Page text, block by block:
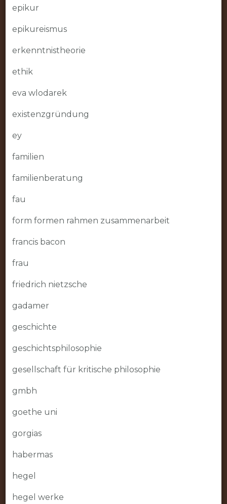
epikur
epikureismus
erkenntnistheorie
ethik
eva wlodarek
existenzgründung
ey
familien
familienberatung
fau
form formen rahmen zusammenarbeit
francis bacon
frau
friedrich nietzsche
gadamer
geschichte
geschichtsphilosophie
gesellschaft für kritische philosophie
gmbh
goethe uni
gorgias
habermas
hegel
hegel werke